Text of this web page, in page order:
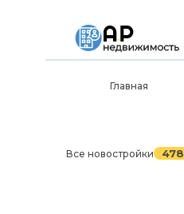
Главная
Все новостройки 478
Новостройки на карте